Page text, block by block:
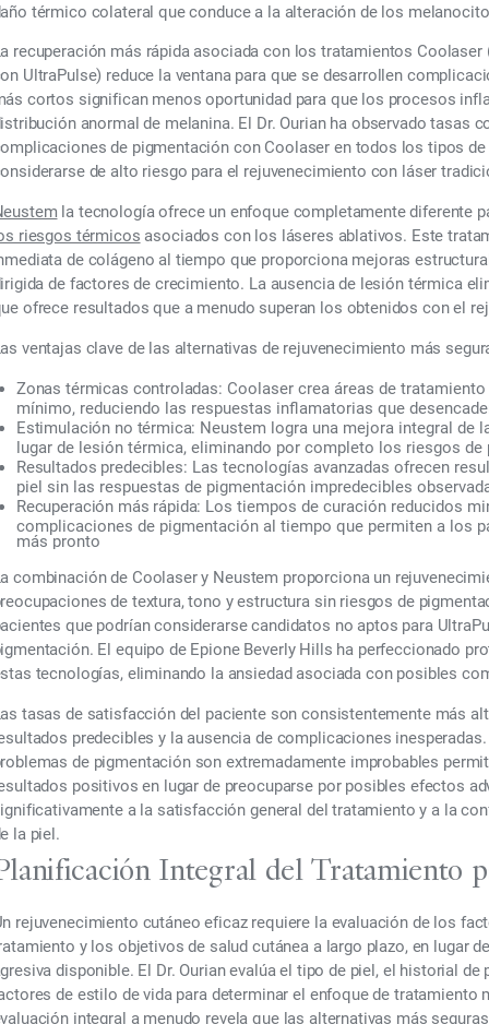
térmico colateral que conduce a la alteración de los
recuperación más rápida asociada con los tratamientos
UltraPulse) reduce la ventana para que se desarrollen
cortos significan menos oportunidad para que los procesos
anormal de melanina. El Dr. Ourian ha observado tasas
de pigmentación con Coolaser en todos los tipos
de alto riesgo para el rejuvenecimiento con láser
la tecnología ofrece un enfoque completamente diferente
riesgos térmicos asociados con los láseres ablativos. Este
de colágeno al tiempo que proporciona mejoras
de factores de crecimiento. La ausencia de lesión térmica
ofrece resultados que a menudo superan los obtenidos con el
ventajas clave de las alternativas de rejuvenecimiento más
Zonas térmicas controladas: Coolaser crea áreas de
mínimo, reduciendo las respuestas inflamatorias que
Estimulación no térmica: Neustem logra una mejora integral de
lugar de lesión térmica, eliminando por completo los riesgos de
Resultados predecibles: Las tecnologías avanzadas ofrecen
piel sin las respuestas de pigmentación impredecibles
Recuperación más rápida: Los tiempos de curación reducidos
complicaciones de pigmentación al tiempo que permiten a los
más pronto
combinación de Coolaser y Neustem proporciona un
de textura, tono y estructura sin riesgos de
que podrían considerarse candidatos no aptos para
El equipo de Epione Beverly Hills ha perfeccionado
tecnologías, eliminando la ansiedad asociada con posibles
tasas de satisfacción del paciente son consistentemente más
predecibles y la ausencia de complicaciones
de pigmentación son extremadamente improbables
positivos en lugar de preocuparse por posibles efectos
a la satisfacción general del tratamiento y a la
la piel.
Integral del Tratamiento
rejuvenecimiento cutáneo eficaz requiere la evaluación de los
y los objetivos de salud cutánea a largo plazo, en lugar
disponible. El Dr. Ourian evalúa el tipo de piel, el historial
de estilo de vida para determinar el enfoque de tratamiento
integral a menudo revela que las alternativas más